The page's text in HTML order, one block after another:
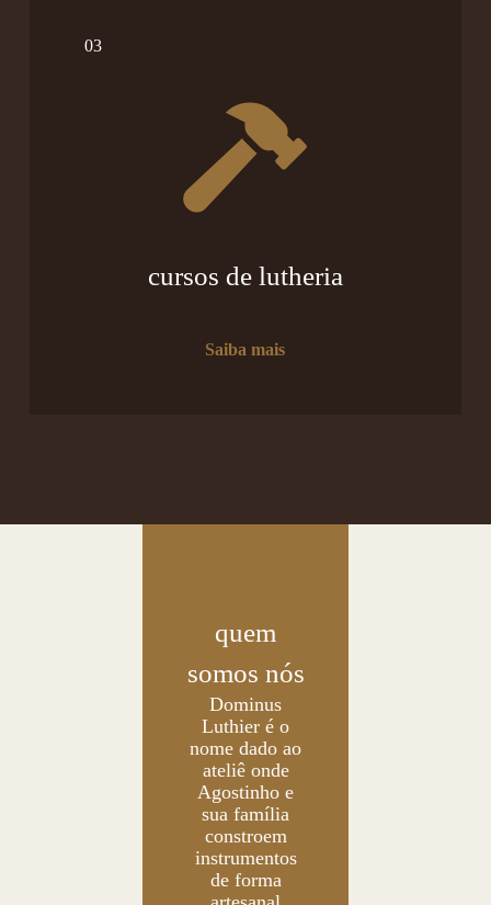
03
cursos de lutheria
Saiba mais
quem
somos nós
Dominus
Luthier é o
nome dado ao
ateliê onde
Agostinho e
sua família
constroem
instrumentos
de forma